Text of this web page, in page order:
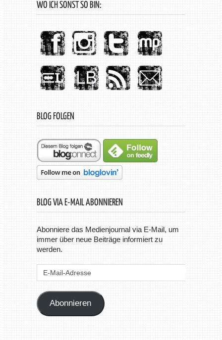
WO ICH SONST SO BIN:
BLOG FOLGEN
BLOG VIA E-MAIL ABONNIEREN
Abonniere das Medienjournal via E-Mail, um
immer über neue Beiträge informiert zu
werden.
Abonnieren